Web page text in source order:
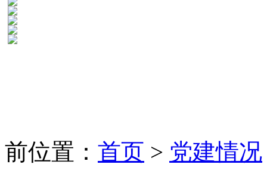
前位置： 首页 > 党建情况